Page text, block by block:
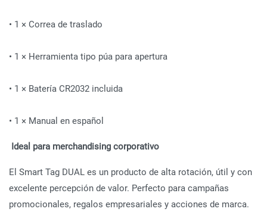
• 1 × Correa de traslado
• 1 × Herramienta tipo púa para apertura
• 1 × Batería CR2032 incluida
• 1 × Manual en español
Ideal para merchandising corporativo
El Smart Tag DUAL es un producto de alta rotación, útil y con
excelente percepción de valor. Perfecto para campañas
promocionales, regalos empresariales y acciones de marca.